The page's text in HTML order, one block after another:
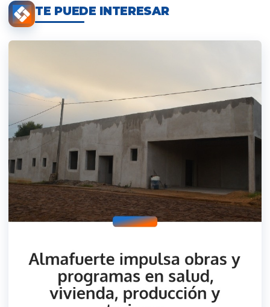
TE PUEDE INTERESAR